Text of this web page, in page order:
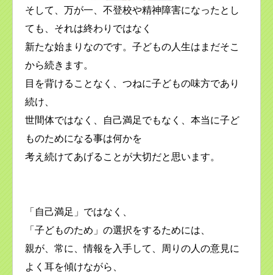
そして、万が一、不登校や精神障害になったとし
ても、それは終わりではなく
新たな始まりなのです。子どもの人生はまだそこ
から続きます。
目を背けることなく、つねに子どもの味方であり
続け、
世間体ではなく、自己満足でもなく、本当に子ど
ものためになる事は何かを
考え続けてあげることが大切だと思います。
「自己満足」ではなく、
「子どものため」の選択をするためには、
親が、常に、情報を入手して、周りの人の意見に
よく耳を傾けながら、